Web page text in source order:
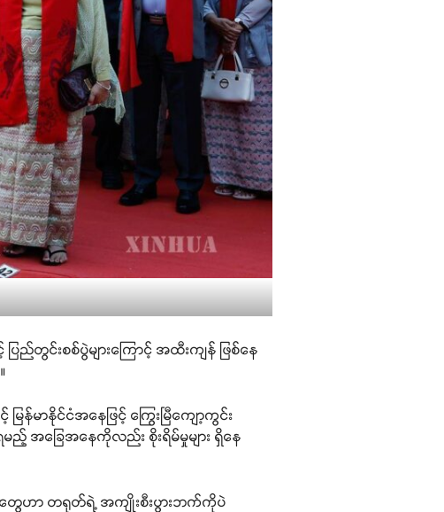
တွင်းစစ်ပွဲများကြောင့် အထီးကျန် ဖြစ်နေ
မြန်မာနိုင်ငံအနေဖြင့် ကြွေးမြီကျော့ကွင်း
အခြေအနေကိုလည်း စိုးရိမ်မှုများ ရှိနေ
တွေဟာ တရုတ်ရဲ့ အကျိုးစီးပွားဘက်ကိုပဲ